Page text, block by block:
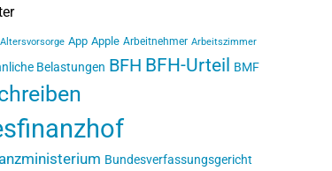
Altersvorsorge App Apple Arbeitnehmer Arbeitszimmer
Belastungen BFH BFH-Urteil BMF
Bundesverfassungsgericht